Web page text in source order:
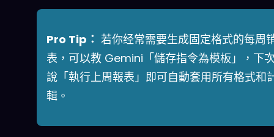
Pro Tip： 若你经常需要生成固定格式的每周
表，可以教 Gemini「儲存指令為模板」，下
說「執行上周報表」即可自動套用所有格式和
輯。